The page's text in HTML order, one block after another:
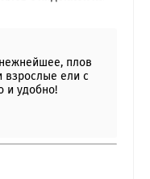
плов
взрослые ели с
и удобно!